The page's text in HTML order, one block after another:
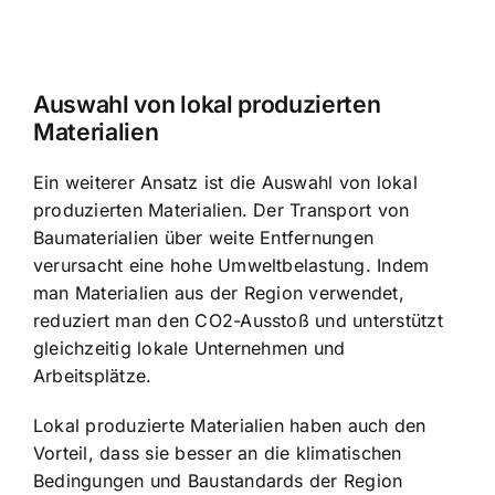
Auswahl von lokal produzierten
Materialien
Ein weiterer Ansatz ist die Auswahl von lokal
produzierten Materialien. Der Transport von
Baumaterialien über weite Entfernungen
verursacht eine hohe Umweltbelastung. Indem
man Materialien aus der Region verwendet,
reduziert man den CO2-Ausstoß und unterstützt
gleichzeitig lokale Unternehmen und
Arbeitsplätze.
Lokal produzierte Materialien haben auch den
Vorteil, dass sie besser an die klimatischen
Bedingungen und Baustandards der Region